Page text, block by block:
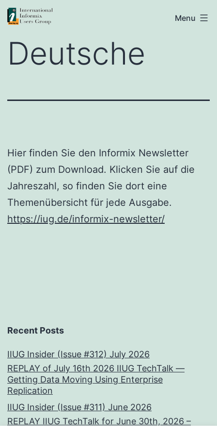
Skip
to
content
IIUG
Menu
Deutsche
Hier finden Sie den Informix Newsletter
(PDF) zum Download. Klicken Sie auf die
Jahreszahl, so finden Sie dort eine
Themenübersicht für jede Ausgabe.
https://iug.de/informix-newsletter/
Recent Posts
IIUG Insider (Issue #312) July 2026
REPLAY of July 16th 2026 IIUG TechTalk —
Getting Data Moving Using Enterprise
Replication
IIUG Insider (Issue #311) June 2026
REPLAY IIUG TechTalk for June 30th, 2026 –